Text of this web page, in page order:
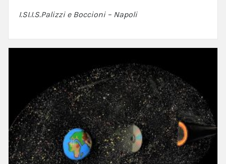
I.SI.I.S.Palizzi e Boccioni – Napoli